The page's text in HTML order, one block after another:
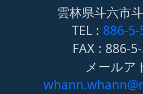
雲林県斗六市
TEL : 886-
FAX : 886-
メールア